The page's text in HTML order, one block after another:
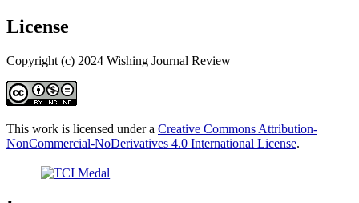
License
Copyright (c) 2024 Wishing Journal Review
This work is licensed under a Creative Commons Attribution-
NonCommercial-NoDerivatives 4.0 International License.